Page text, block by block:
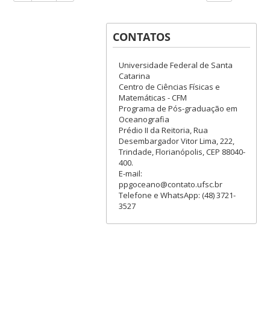
CONTATOS
Universidade Federal de Santa
Catarina
Centro de Ciências Físicas e
Matemáticas - CFM
Programa de Pós-graduação em
Oceanografia
Prédio II da Reitoria, Rua
Desembargador Vitor Lima, 222,
Trindade, Florianópolis, CEP 88040-
400.
E-mail:
ppgoceano@contato.ufsc.br
Telefone e WhatsApp: (48) 3721-
3527